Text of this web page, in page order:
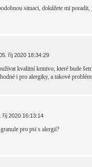
situaci, dokážete mi
říj 2020 18:34:29
kvalitní krmivo, které bude
i pro alergiky, a takové
říj 2020 16:13:14
pro psi s alergií?